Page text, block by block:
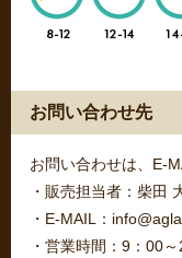
お問い合わせ先
お問い合わせは、E-
・販売担当者：柴田
・E-MAIL：
・営業時間：9：00